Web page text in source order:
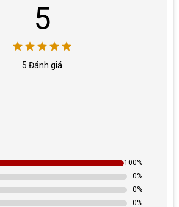
5
5 Đánh giá
0%
0%
0%
100%